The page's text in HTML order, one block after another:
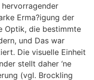
Erma?igung der
Optik, die bestimmte
und Das war
Die visuelle Einheit
stellt daher ‘ne
(vgl. Brockling